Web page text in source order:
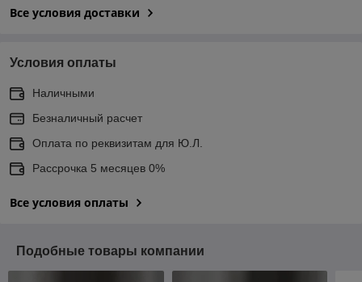
Все условия доставки
Условия оплаты
Наличными
Безналичный расчет
Оплата по реквизитам для Ю.Л.
Рассрочка 5 месяцев 0%
Все условия оплаты
Подобные товары компании